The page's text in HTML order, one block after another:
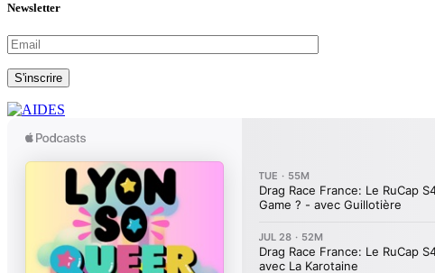
Newsletter
S'inscrire